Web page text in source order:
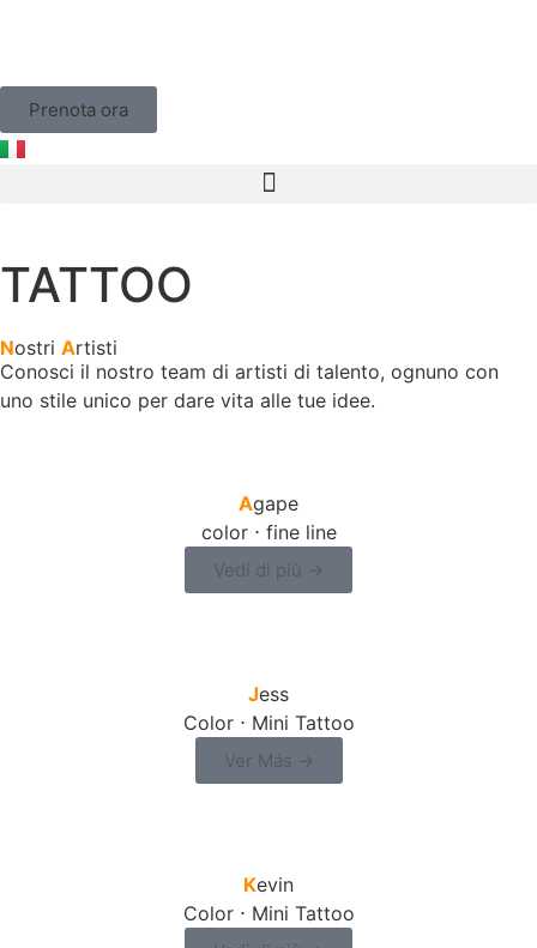
Prenota ora
TATTOO
Nostri Artisti
Conosci il nostro team di artisti di talento, ognuno con
uno stile unico per dare vita alle tue idee.
Agape
color ⋅ fine line
Vedi di più →
Jess
Color ⋅ Mini Tattoo
Ver Más →
Kevin
Color ⋅ Mini Tattoo